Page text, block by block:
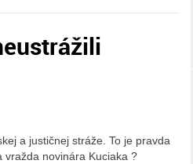
a justičnej stráže. To je pravda
vražda novinára Kuciaka ?